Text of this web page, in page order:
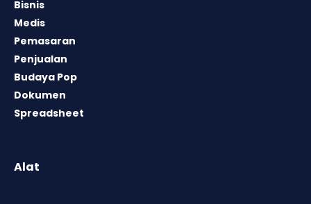
Bisnis
Medis
Pemasaran
Penjualan
Budaya Pop
Dokumen
Spreadsheet
Alat